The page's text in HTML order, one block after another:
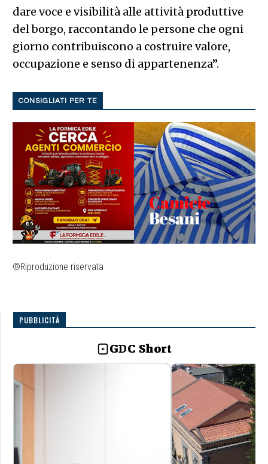
dare voce e visibilità alle attività produttive
del borgo, raccontando le persone che ogni
giorno contribuiscono a costruire valore,
occupazione e senso di appartenenza”.
CONSIGLIATI PER TE
©Riproduzione riservata
PUBBLICITÀ
GDC Short